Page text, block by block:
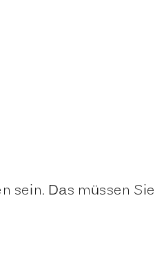
sein. Das müssen